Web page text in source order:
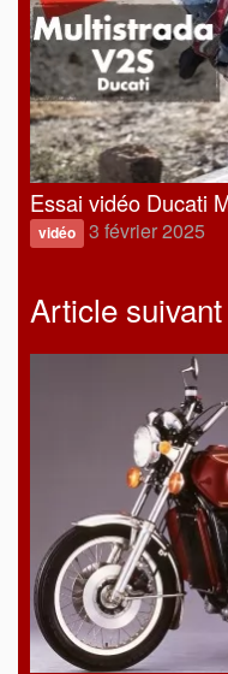
Essai vidéo Ducati
vidéo 3 février 2025
Article suivant